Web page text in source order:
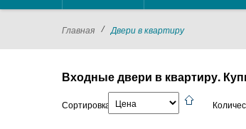
Главная / Двери в квартиру
Входные двери в квартиру.
Сортировка: